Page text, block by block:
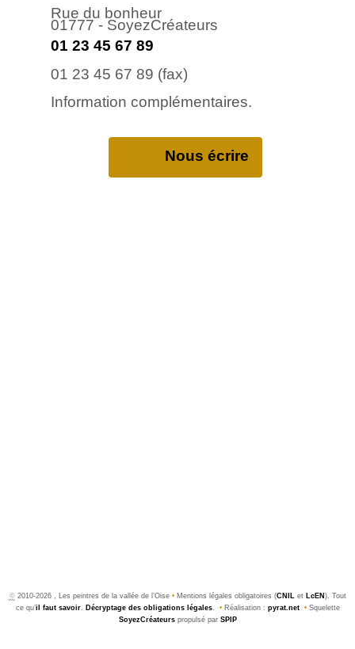
Rue du bonheur
01777 - SoyezCréateurs
01 23 45 67 89
01 23 45 67 89 (fax)
Information complémentaires.
Nous écrire
©2010-2026 , Les peintres de la vallée de l’Oise •Mentions légales obligatoires (CNILet LcEN ). Tout
ce qu’il faut savoir. Décryptage des obligations légales. • Réalisation : pyrat.net •Squelette
SoyezCréateurspropulsé par SPIP